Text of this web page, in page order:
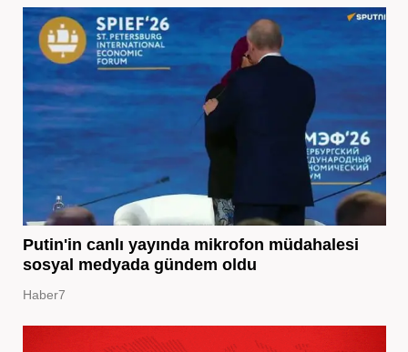
Putin'in canlı yayında mikrofon müdahalesi
sosyal medyada gündem oldu
Haber7